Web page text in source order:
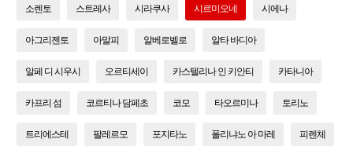
소렌토 스트레사 시라쿠사 시르미오네 시에나
아그리젠토 아말피 알베로벨로 알타 바디아
알페 디 시우시 오르티세이 카스텔리나 인 키안티 카타니아
카프리 섬 코르티나 담페초 코모 타오르미나 토리노
트리에스테 팔레르모 포지타노 폴리냐노 아 마레 피렌체